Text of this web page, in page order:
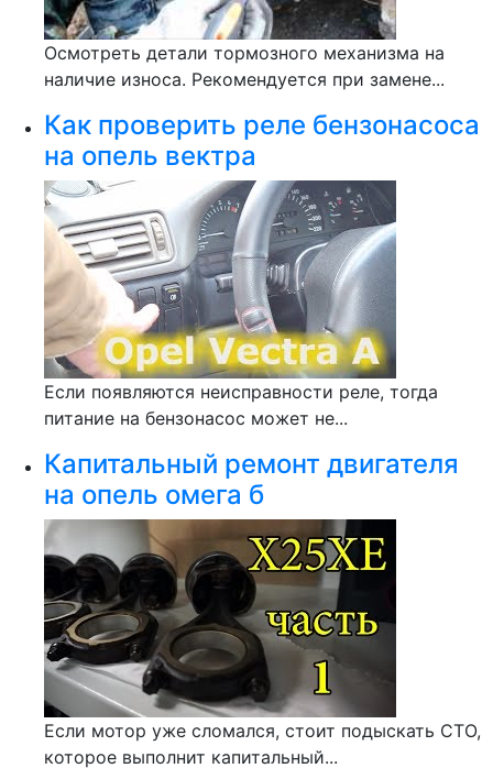
Осмотреть детали тормозного механизма на
наличие износа. Рекомендуется при замене...
Как проверить реле бензонасоса
на опель вектра
Если появляются неисправности реле, тогда
питание на бензонасос может не...
Капитальный ремонт двигателя
на опель омега б
Если мотор уже сломался, стоит подыскать СТО,
которое выполнит капитальный...